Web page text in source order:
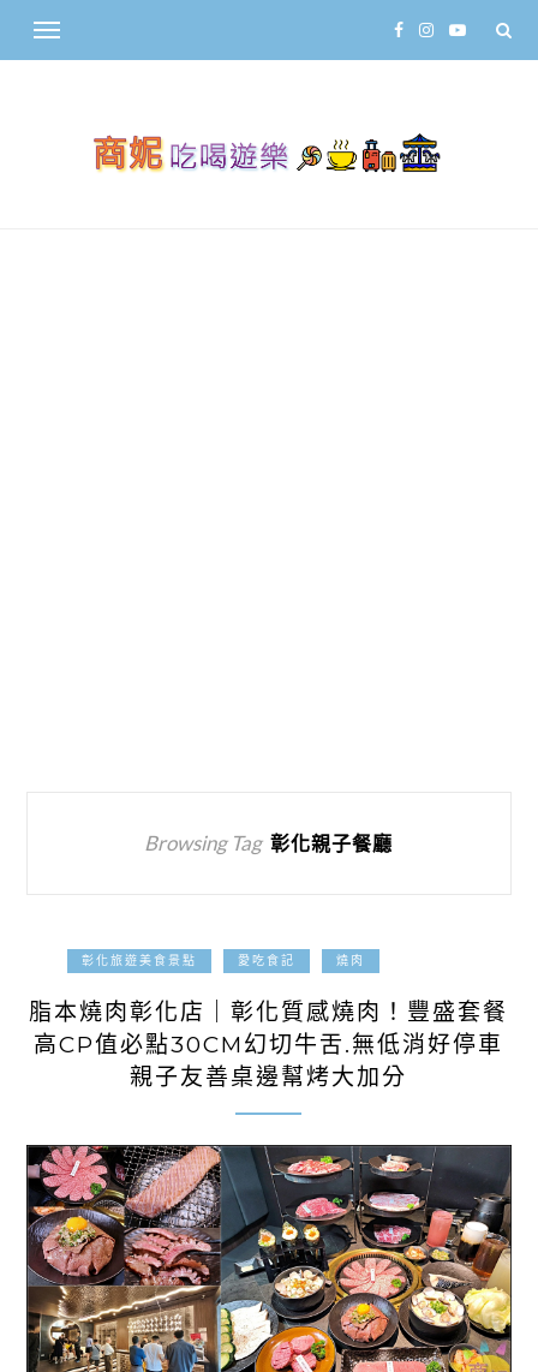
Browsing Tag 彰化親子餐廳
彰化旅遊美食景點 愛吃食記 燒肉
脂本燒肉彰化店｜彰化質感燒肉！豐盛套餐
高CP值必點30CM幻切牛舌.無低消好停車
親子友善桌邊幫烤大加分